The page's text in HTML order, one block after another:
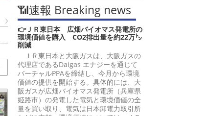
📶速報 Breaking news
👉ＪＲ東日本 広畑バイオマス発電所の
環境価値を購入 CO2排出量を約22万㌧
削減
ＪＲ東日本と大阪ガスは、大阪ガスの
代理店であるDaigas エナジーを通じて
バーチャルPPAを締結し、今月から環境
価値の提供を開始する。具体的には、大
阪ガスが広畑バイオマス発電所（兵庫県
姫路市）の発電した電気と環境価値の全
量を買い取り、電気は日本卸電力取引所